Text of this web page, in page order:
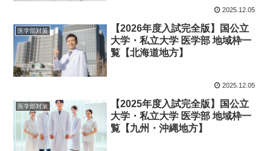
2025.12.05
医学部対策
【2026年度入試完全版】国公立
大学・私立大学 医学部 地域枠一
覧【北海道地方】
2025.12.05
医学部対策
【2025年度入試完全版】国公立
大学・私立大学 医学部 地域枠一
覧【九州・沖縄地方】